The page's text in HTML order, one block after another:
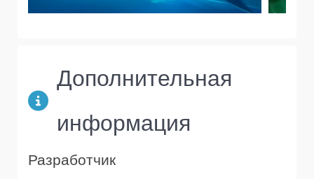
Дополнительная
информация
Разработчик